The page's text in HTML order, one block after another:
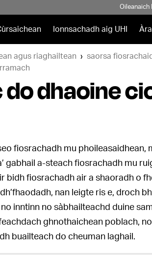
Oileanaich
Ionnsachadh aig UHI
agus riaghailtean saorsa
do dhaoine
fiosrachadh mu
gabhail a-steach fiosrachadh mu
bidh fiosrachadh air a shaoradh o
nan leigte ris e, droch
inntinn no sàbhailteachd duine
ghnothaichean poblach,
buailteach do cheuman laghail.